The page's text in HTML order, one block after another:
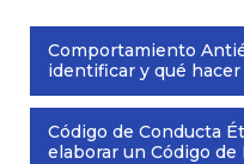
Comportamiento
identificar y qué hacer
Código de Conducta
elaborar un Código de